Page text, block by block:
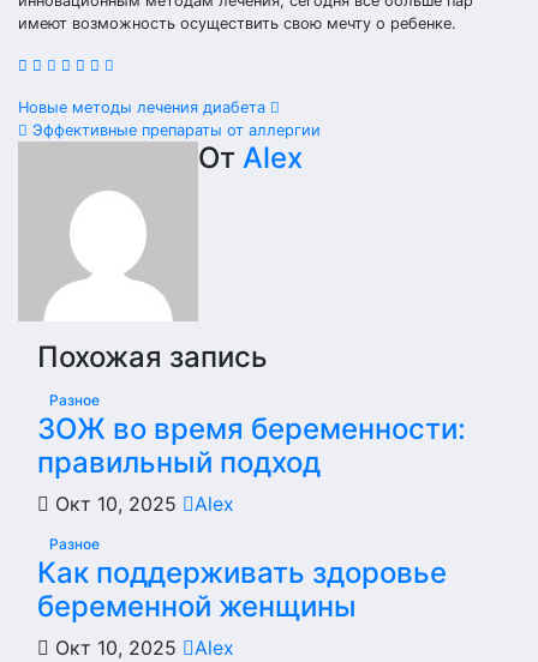
имеют возможность осуществить свою мечту о ребенке.
Навигация
записям
Новые методы лечения диабета
Эффективные препараты от аллергии
От Alex
Похожая запись
Разное
ЗОЖ во время беременности:
правильный подход
Окт 10, 2025 Alex
Разное
Как поддерживать здоровье
беременной женщины
Окт 10, 2025 Alex